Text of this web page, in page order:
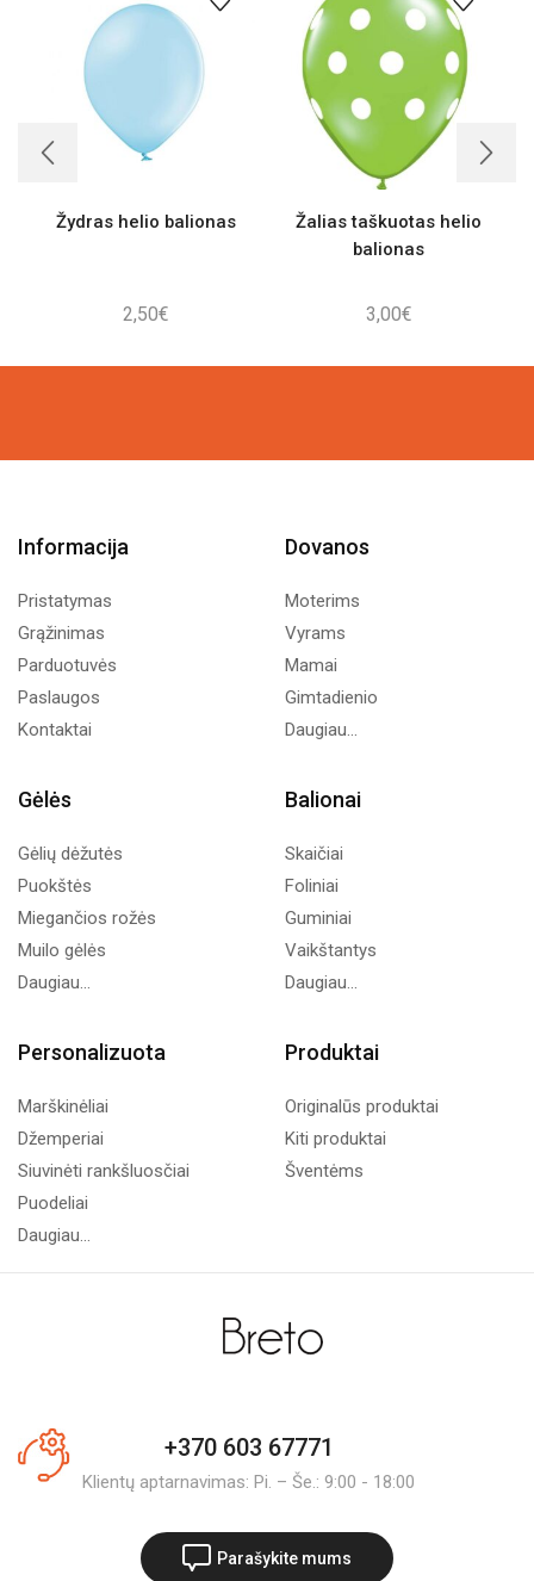
Žydras helio balionas
2,50€
Žalias taškuotas helio
balionas
3,00€
Informacija
Pristatymas
Grąžinimas
Parduotuvės
Paslaugos
Kontaktai
Dovanos
Moterims
Vyrams
Mamai
Gimtadienio
Daugiau...
Gėlės
Gėlių dėžutės
Puokštės
Miegančios rožės
Muilo gėlės
Daugiau...
Balionai
Skaičiai
Foliniai
Guminiai
Vaikštantys
Daugiau...
Personalizuota
Marškinėliai
Džemperiai
Siuvinėti rankšluosčiai
Puodeliai
Daugiau...
Produktai
Originalūs produktai
Kiti produktai
Šventėms
+370 603 67771
Klientų aptarnavimas: Pi. – Še.: 9:00 - 18:00
Parašykite mums